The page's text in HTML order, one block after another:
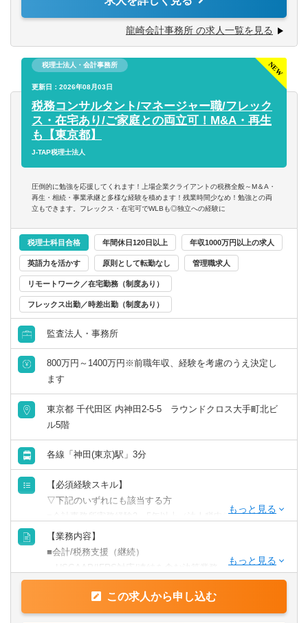
■新しい物事にチャレンジしたい方
※コンサルティング業務を覚え、医療法人の申請など書類
も作れるようになるには5年は最低かかります。
（担当件数目安：半年終了後 0件、1年目終了時 約2件、2
※入社後にクライアントとはLINE WORKSでのやり取りが
あります。
同社は働きやすい環境づくりに力を入れています。一方
で、業務中は単なる作業ではなく、思考力や主体性が求め
られる場面も多く、やりがいを感じられる仕事です。
■弥生
■達人
龍崎会計事務所 の求人一覧を見る
税理士法人・会計事務所
更新日：2026年08月03日
税務コンサルタント/マネージャー職/フレック
ス・在宅あり/ご家庭との両立可！M&A・再生
も【東京都】
J-TAP税理士法人
圧倒的に勉強を応援してくれます！上場企業クライアントの税務全般～M＆A・
再生・相続・事業承継と多様な経験を積めます！残業時間少なめ！勉強との両
立もできます。フレックス・在宅可でWLBも◎独立への経験に
税理士科目合格 年間休日120日以上 年収1000万円以上の求人
英語力を活かす 原則として転勤なし 管理職求人
リモートワーク／在宅勤務（制度あり）
フレックス出勤／時差出勤（制度あり）
監査法人・事務所
800万円～1400万円※前職年収、経験を考慮のうえ決定し
ます
東京都 千代田区 内神田2-5-5 ラウンドクロス大手町北ビ
ル5階
各線「神田(東京)駅」3分
【必須経験スキル】
▽下記のいずれにも該当する方
■会計事務所実務経験3～5年以上（法人税申告書作成経験必
須）
■税理士試験の3科目合格者以上（簿財+法人or消費or相続）
or公認会計士
【歓迎要件】
【業務内容】
■会計/税務支援（継続）
・USGAAP/IFRS対応/連結を含む決算業務
・税務顧問（税務相談）
・法人税/消費税/償却資産税の申告代行
この求人から申し込む